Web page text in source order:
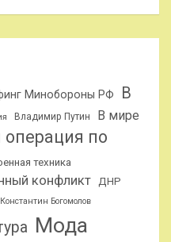
Минобороны РФ
В
Владимир Путин В мире
операция по
техника
конфликт ДНР
Константин Богомолов
Мода